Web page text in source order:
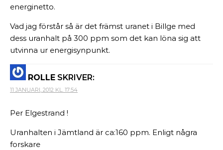
energinetto.
Vad jag förstår så är det främst uranet i Billge med
dess uranhalt på 300 ppm som det kan löna sig att
utvinna ur energisynpunkt.
ROLLE SKRIVER:
11 JANUARI, 2012 KL. 17:54
Per Elgestrand !
Uranhalten i Jämtland är ca:160 ppm. Enligt några
forskare